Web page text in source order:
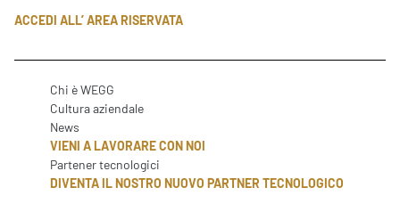
ACCEDI ALL’ AREA RISERVATA
Chi è WEGG
Cultura aziendale
News
VIENI A LAVORARE CON NOI
Partener tecnologici
DIVENTA IL NOSTRO NUOVO PARTNER TECNOLOGICO